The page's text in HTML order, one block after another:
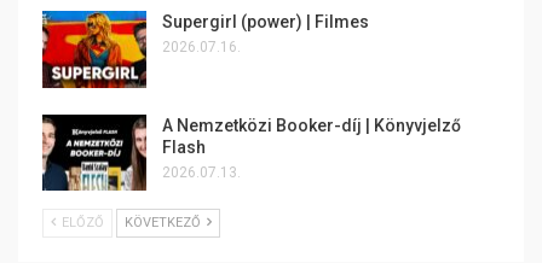
Supergirl (power) | Filmes
2026.07.16.
A Nemzetközi Booker-díj | Könyvjelző
Flash
2026.07.13.
ELŐZŐ KÖVETKEZŐ